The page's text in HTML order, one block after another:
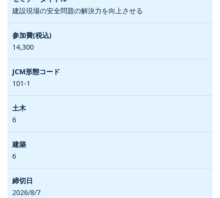
建設現場の安全問題の解決力を向上させる
14,300
101-1
6
6
2026/8/7